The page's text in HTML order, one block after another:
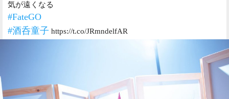
気が遠くなる
#FateGO
#酒呑童子 https://t.co/JRmndelfAR